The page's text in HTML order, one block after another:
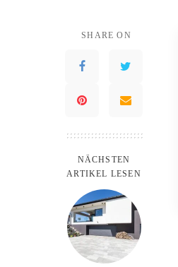
SHARE ON
NÄCHSTEN
ARTIKEL LESEN